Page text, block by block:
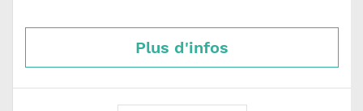
Plus d'infos